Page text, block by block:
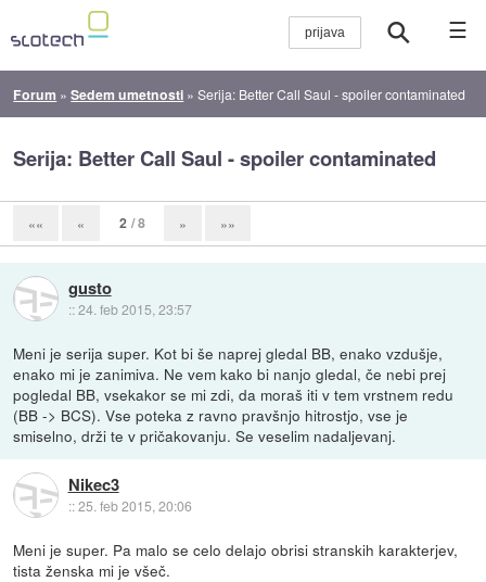
☰
Forum »Sedem umetnosti »Serija: Better Call Saul - spoiler contaminated
Serija: Better Call Saul - spoiler contaminated
«« « 2 / 8 » »»
gusto
::24. feb 2015, 23:57
Meni je serija super. Kot bi še naprej gledal BB, enako vzdušje,
enako mi je zanimiva. Ne vem kako bi nanjo gledal, če nebi prej
pogledal BB, vsekakor se mi zdi, da moraš iti v tem vrstnem redu
(BB -> BCS). Vse poteka z ravno pravšnjo hitrostjo, vse je
smiselno, drži te v pričakovanju. Se veselim nadaljevanj.
Nikec3
::25. feb 2015, 20:06
Meni je super. Pa malo se celo delajo obrisi stranskih karakterjev,
tista ženska mi je všeč.